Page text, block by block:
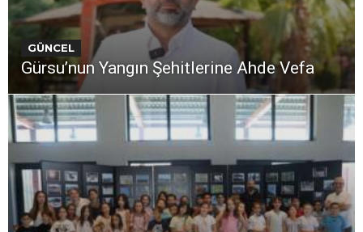
GÜNCEL
Gürsu’nun Yangın Şehitlerine Ahde Vefa